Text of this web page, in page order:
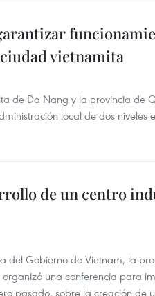
vietnamita
de Da Nang y la provincia de
local de dos niveles
de un centro
del Gobierno de Vietnam, la
una conferencia para
pasado, sobre la creación de